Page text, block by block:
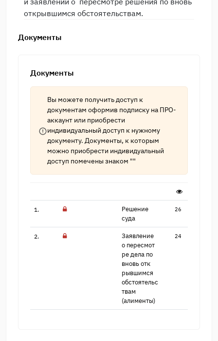
открывшимся обстоятельствам.
Документы
Документы
Вы можете получить доступ к
документам оформив подписку на ПРО-
аккаунт или приобрести
индивидуальный доступ к нужному
документу. Документы, к которым
можно приобрести индивидуальный
доступ помечены знаком ""
1.
Решение
суда
26
2.
Заявление
о пересмот​
ре дела по
вновь отк​
рывшимся
обстоятельс​
твам
(алименты)
24